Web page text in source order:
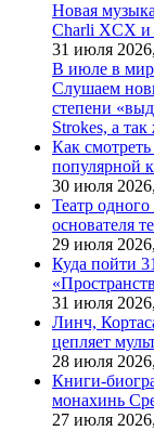
Новая
Charli XCX и
31 июля 2026,
В июле в мир
Слушаем
степени
Strokes, а
Как
популярной
30 июля 2026,
Театр
основателя
29 июля 2026,
Куда пойти
31 июля 2026,
Линч,
цепляет
28 июля 2026,
Книги-
монахинь
27 июля 2026,